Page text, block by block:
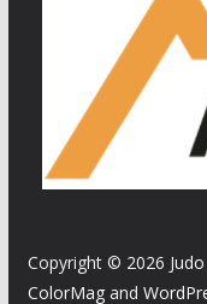
Copyright © 2026
ColorMagand